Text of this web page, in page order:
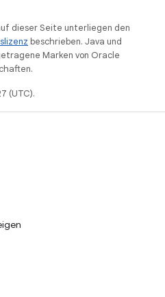
dieser Seite unterliegen den
beschrieben. Java und
Marken von Oracle
(UTC).